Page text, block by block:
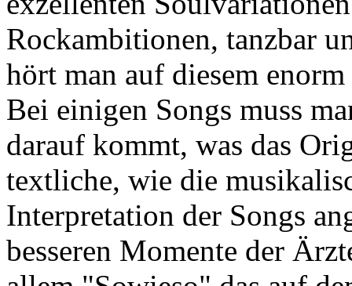
Rockambitionen, tanzbar
hört man auf diesem
Bei einigen Songs muss
darauf kommt, was das
textliche, wie die
Interpretation der Songs
besseren Momente der